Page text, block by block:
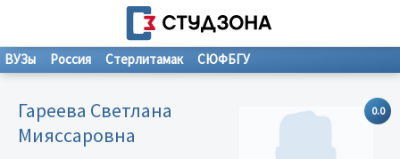
ВУЗы Россия Стерлитамак СЮФБГУ
0.0
Гареева Светлана
Мияссаровна